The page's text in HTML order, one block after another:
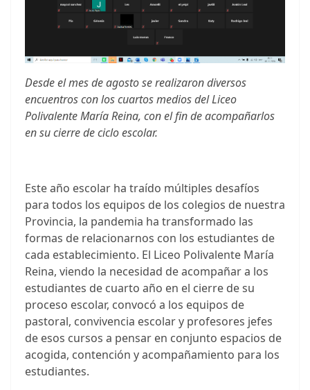
Desde el mes de agosto se realizaron diversos
encuentros con los cuartos medios del Liceo
Polivalente María Reina, con el fin de acompañarlos
en su cierre de ciclo escolar.
Este año escolar ha traído múltiples desafíos
para todos los equipos de los colegios de nuestra
Provincia, la pandemia ha transformado las
formas de relacionarnos con los estudiantes de
cada establecimiento. El Liceo Polivalente María
Reina, viendo la necesidad de acompañar a los
estudiantes de cuarto año en el cierre de su
proceso escolar, convocó a los equipos de
pastoral, convivencia escolar y profesores jefes
de esos cursos a pensar en conjunto espacios de
acogida, contención y acompañamiento para los
estudiantes.